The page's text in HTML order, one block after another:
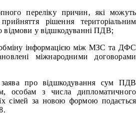
переліку причин, які можуть
рішення територіальним
у відшкодуванні ПДВ;
інформацією між МЗС та ДФС
міжнародними договорами
про відшкодування сум ПДВ
особам з числа дипломатичного
сімей за новою формою подається